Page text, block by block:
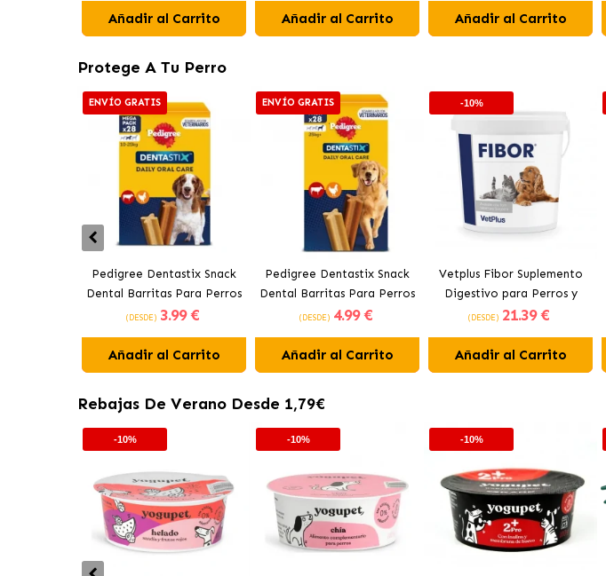
Añadir al Carrito Añadir al Carrito Añadir al Carrito
Protege A Tu Perro
ENVÍO GRATIS
Pedigree Dentastix Snack
Dental Barritas Para Perros
Medianos 10-25 kg
(DESDE) 3.99 €
Añadir al Carrito
ENVÍO GRATIS
Pedigree Dentastix Snack
Dental Barritas Para Perros
Grandes +25 kg
(DESDE) 4.99 €
Añadir al Carrito
-10%
Vetplus Fibor Suplemento
Digestivo para Perros y
Gatos
(DESDE) 21.39 €
Añadir al Carrito
Rebajas De Verano Desde 1,79€
-10% -10% -10%